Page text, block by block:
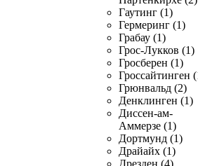
Гаутинг (1)
Гермеринг (1)
Грабау (1)
Грос-Лукков (1)
Гросберен (1)
Гроссайтинген
Грюнвальд (2)
Денклинген (1)
Диссен-ам-
Аммерзе (1)
Дортмунд (1)
Драйайх (1)
Дрезден (4)